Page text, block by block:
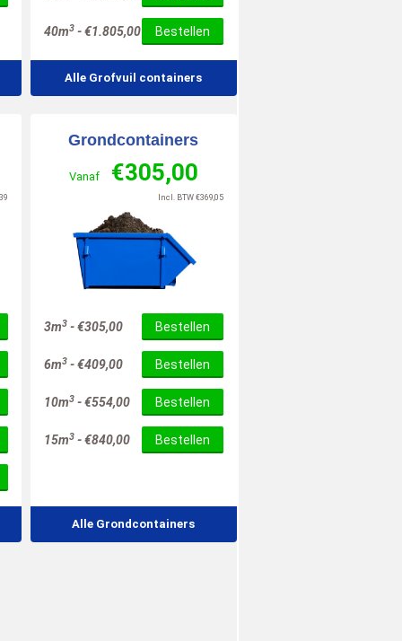
40m3-€1.805,00 Bestellen
Alle Grofvuil containers
Grondcontainers
Vanaf €305,00
Incl. BTW €369,05
3m3-€305,00 Bestellen
6m3-€409,00 Bestellen
10m3-€554,00 Bestellen
15m3-€840,00 Bestellen
Alle Grondcontainers